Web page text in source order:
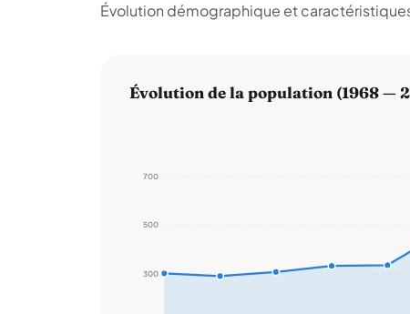
Évolution démographique et
Évolution de la population (1968 —
300
500
700